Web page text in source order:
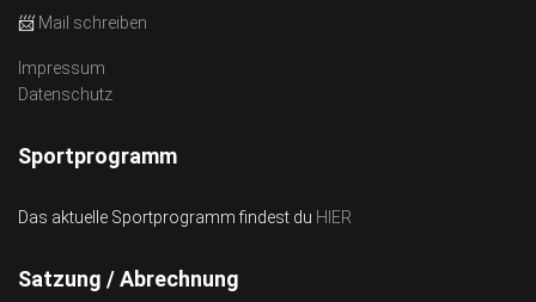
📨 Mail schreiben
Impressum
Datenschutz
Sportprogramm
Das aktuelle Sportprogramm findest du HIER
Satzung / Abrechnung